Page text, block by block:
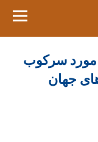
مورد سرکوب
جهان